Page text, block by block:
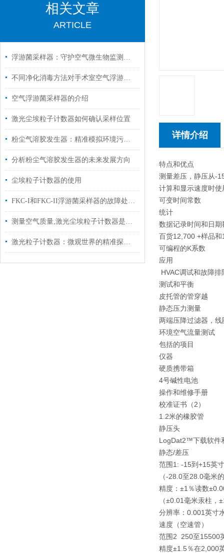
相关文章
ARTICLE
浮游菌采样器：守护空气微生物监测的神器
不同净化消毒方法对手术室空气浮游菌和尘埃粒子的净化
空气浮游菌采样器的介绍
激光尘埃粒子计数器如何确认采样位置
粉尘气溶胶发生器：精准模拟环境污染源的核心设备
分析粉尘气溶胶发生器的未来发展方向
尘埃粒子计数器的使用
FKC-I和FKC-II浮游菌采样器的故障处理方式
测量空气质量,激光尘埃粒子计数器是有效利器
激光粒子计数器：微观世界的精准探测者
详情介绍
特点和优点
测量差压，静压从-
计算和显示速度时使
可变时间常数
统计
数据记录时间和日期
百货12,700 +样品
可编程的K系数
应用
HVAC调试和故障排
测试和平衡
皮托管的管穿越
静态压力测量
两端压降过滤器，
环境空气流量测试
包括的项目
仪器
硬质携带箱
4号碱性电池
操作和维修手册
校准证书（2）
1.2米的橡胶管
静压头
LogDat2™下载软件
静态/差压
范围1: -15到+15英
（-28.0至28.0毫米
精度：±1％读数
（±0.01毫米汞柱，
分辨率：0.001英寸
速度（空速管）
范围2 250至15500
精度±1.5％在2,000